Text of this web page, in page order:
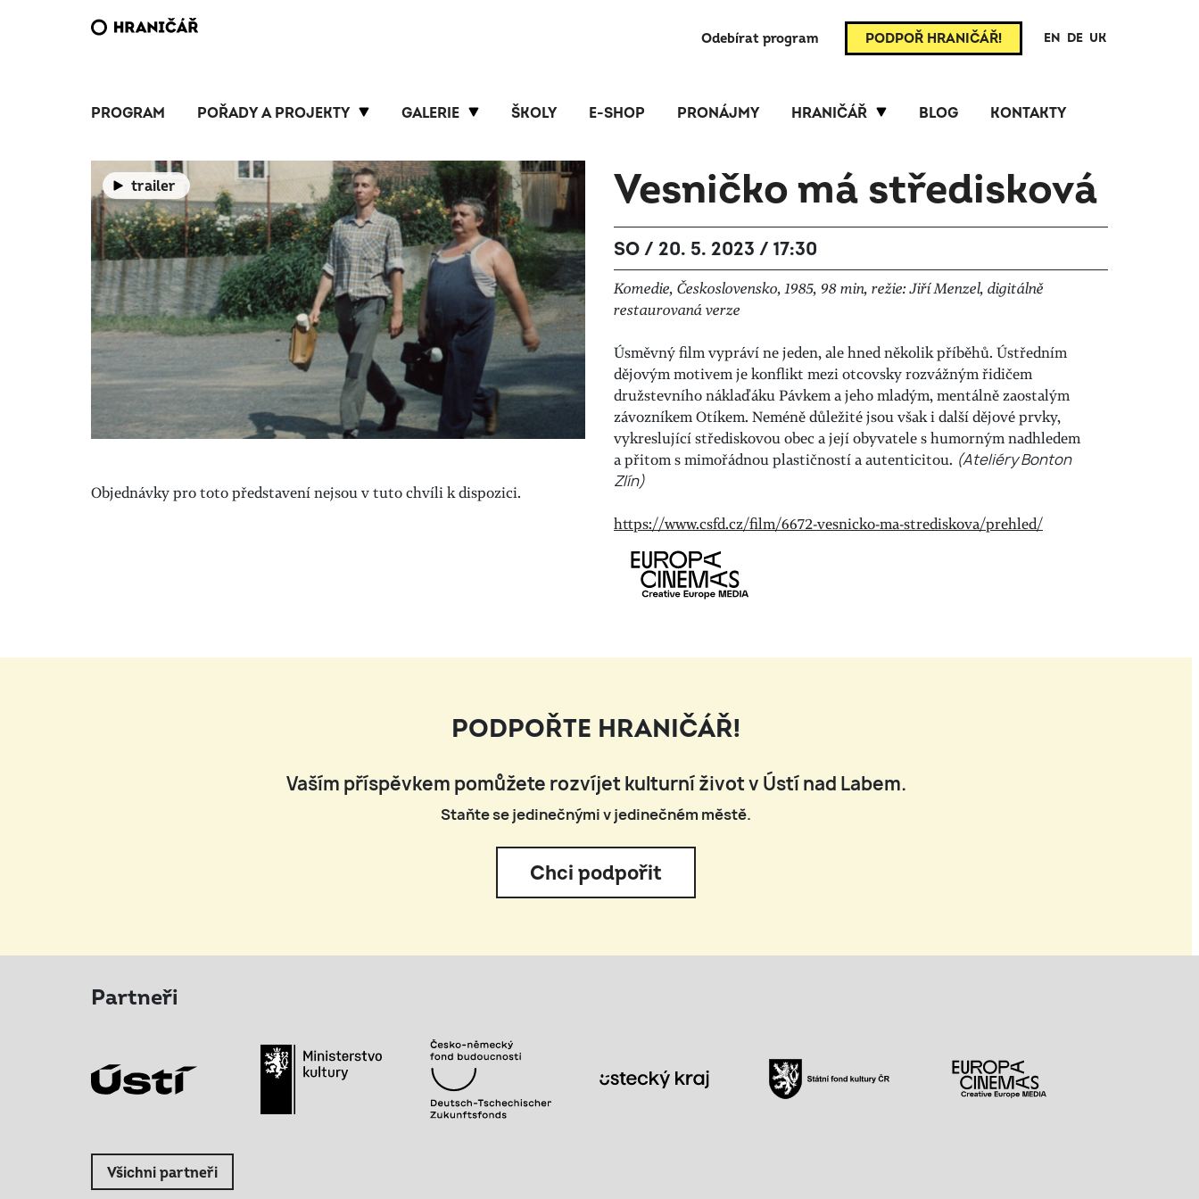
Odebírat program PODPOŘ HRANIČÁŘ! EN DE UK
PROGRAM POŘADY A PROJEKTY GALERIE ŠKOLY E-SHOP PRONÁJMY HRANIČÁŘ BLOG KONTAKTY
trailer Vesničko má středisková
SO / 20. 5. 2023 / 17:30
Komedie, Československo, 1985, 98 min, režie: Jiří Menzel, digitálně
restaurovaná verze
Úsměvný film vypráví ne jeden, ale hned několik příběhů. Ústředním
dějovým motivem je konflikt mezi otcovsky rozvážným řidičem
družstevního náklaďáku Pávkem a jeho mladým, mentálně zaostalým
závozníkem Otíkem. Neméně důležité jsou však i další dějové prvky,
vykreslující střediskovou obec a její obyvatele s humorným nadhledem
a přitom s mimořádnou plastičností a autenticitou. (Ateliéry Bonton
Zlín)
https://www.csfd.cz/film/6672-vesnicko-ma-strediskova/prehled/
Objednávky pro toto představení nejsou v tuto chvíli k dispozici.
PODPOŘTE HRANIČÁŘ!
Vaším příspěvkem pomůžete rozvíjet kulturní život v Ústí nad Labem.
Staňte se jedinečnými v jedinečném městě.
Chci podpořit
Partneři
Všichni partneři